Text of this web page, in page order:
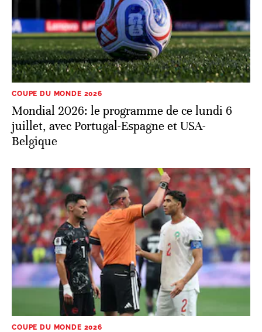
COUPE DU MONDE 2026
Mondial 2026: le programme de ce lundi 6
juillet, avec Portugal-Espagne et USA-
Belgique
COUPE DU MONDE 2026